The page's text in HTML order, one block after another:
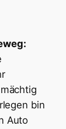
bin
Auto